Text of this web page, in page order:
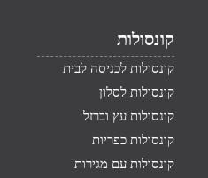
קונסולות
קונסולות לכניסה לבית
קונסולות לסלון
קונסולות עץ וברזל
קונסולות כפריות
קונסולות עם מגירות